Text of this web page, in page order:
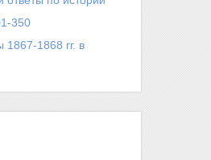
350
1868 гг. в